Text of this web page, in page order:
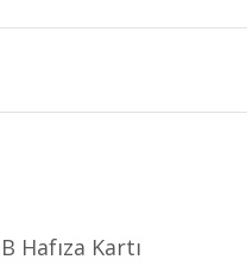
Hafıza Kartı